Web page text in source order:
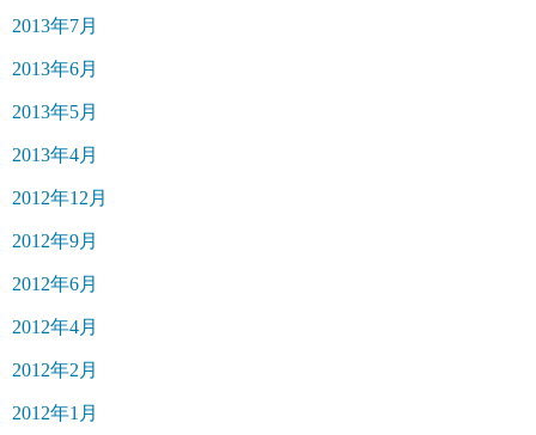
2013年7月
2013年6月
2013年5月
2013年4月
2012年12月
2012年9月
2012年6月
2012年4月
2012年2月
2012年1月